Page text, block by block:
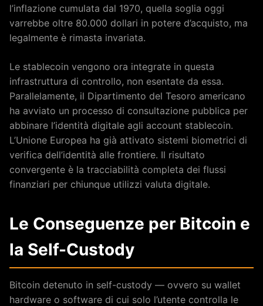
l’inflazione cumulata dal 1970, quella soglia oggi
varrebbe oltre 80.000 dollari in potere d’acquisto, ma
legalmente è rimasta invariata.
Le stablecoin vengono ora integrate in questa
infrastruttura di controllo, non esentate da essa.
Parallelamente, il Dipartimento del Tesoro americano
ha avviato un processo di consultazione pubblica per
abbinare l’identità digitale agli account stablecoin.
L’Unione Europea ha già attivato sistemi biometrici di
verifica dell’identità alle frontiere. Il risultato
convergente è la tracciabilità completa dei flussi
finanziari per chiunque utilizzi valuta digitale.
Le Conseguenze per Bitcoin e
la Self-Custody
Bitcoin detenuto in self-custody — ovvero su wallet
hardware o software di cui solo l’utente controlla le